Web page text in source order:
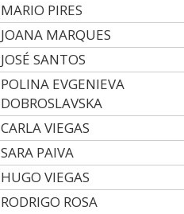
MARIO PIRES
JOANA MARQUES
JOSÉ SANTOS
POLINA EVGENIEVA
DOBROSLAVSKA
CARLA VIEGAS
SARA PAIVA
HUGO VIEGAS
RODRIGO ROSA